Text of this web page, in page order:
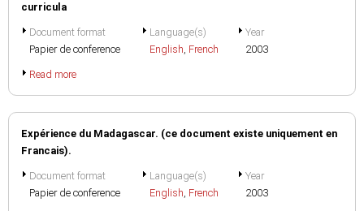
curricula
Document format
Papier de conference
Language(s)
English, French
Year
2003
Read more
Expérience du Madagascar. (ce document existe uniquement en
Francais).
Document format
Papier de conference
Language(s)
English, French
Year
2003